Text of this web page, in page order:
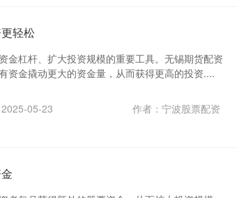
轻松
金杠杆、扩大投资规模的重要工具。无锡期货配资
资金撬动更大的资金量，从而获得更高的投资....
05-23
作者：宁波股票配资